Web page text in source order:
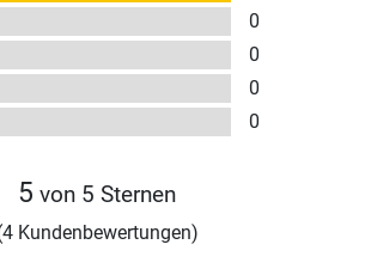
0
0
0
0
5 von 5 Sternen
Kundenbewertungen)